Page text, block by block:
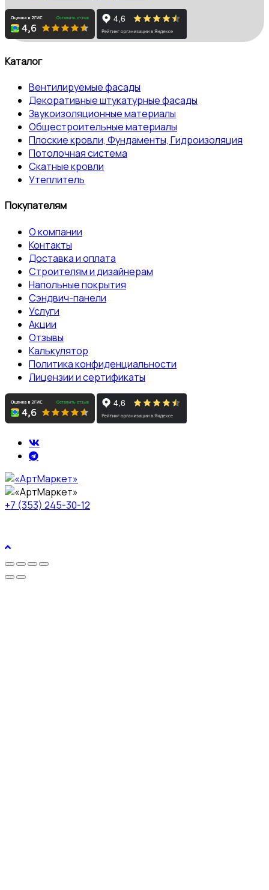
Каталог
Вентилируемые фасады
Декоративные штукатурные фасады
Звукоизоляционные материалы
Общестроительные материалы
Плоские кровли, Фундаменты, Гидроизоляция
Потолочная система
Скатные кровли
Утеплитель
Покупателям
О компании
Контакты
Доставка и оплата
Строителям и дизайнерам
Напольные покрытия
Сэндвич-панели
Услуги
Акции
Отзывы
Калькулятор
Политика конфиденциальности
Лицензии и сертификаты
+7 (353) 245-30-12